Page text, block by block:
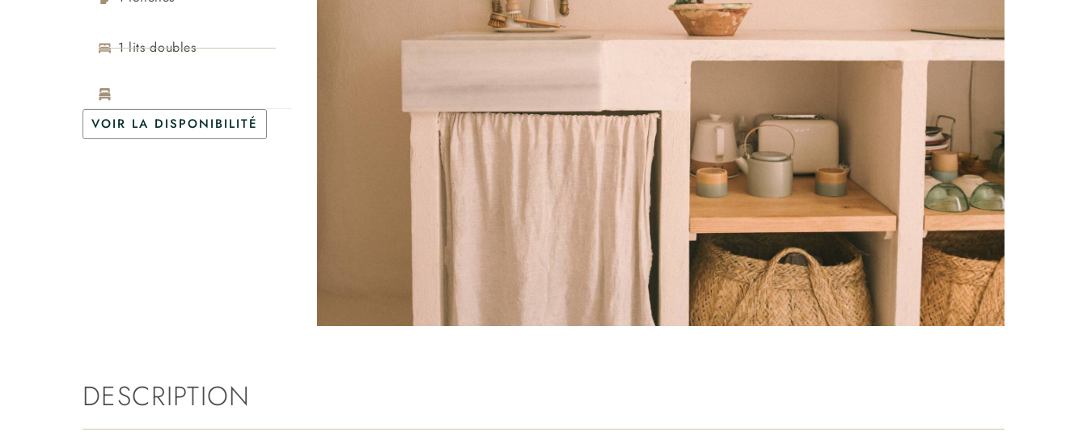
1 lits doubles
VOIR LA DISPONIBILITÉ
DESCRIPTION